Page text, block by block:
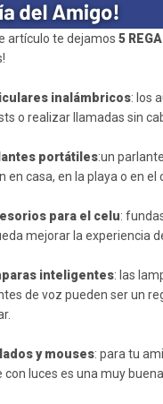
artículo te dejamos 5
inalámbricos: los
o realizar llamadas sin
portátiles:un
en casa, en la playa o en el
para el celu:
mejorar la experiencia
inteligentes: las
de voz pueden ser un
y mouses: para tu
con luces es una muy